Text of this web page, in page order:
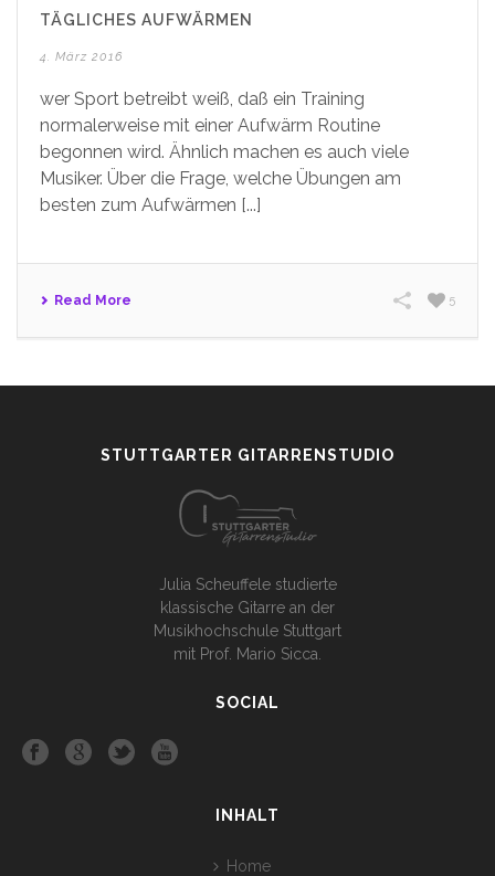
TÄGLICHES AUFWÄRMEN
4. März 2016
wer Sport betreibt weiß, daß ein Training
normalerweise mit einer Aufwärm Routine
begonnen wird. Ähnlich machen es auch viele
Musiker. Über die Frage, welche Übungen am
besten zum Aufwärmen [...]
Read More 5
STUTTGARTER GITARRENSTUDIO
Julia Scheuffele studierte
klassische Gitarre an der
Musikhochschule Stuttgart
mit Prof. Mario Sicca.
SOCIAL
INHALT
Home